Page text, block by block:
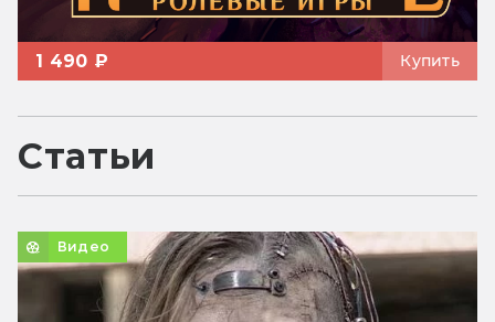
1 490 ₽ Купить
Статьи
Видео